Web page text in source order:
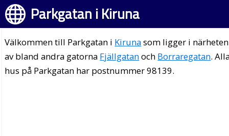
Parkgatan i Kiruna
Välkommen till Parkgatan i Kirunasom ligger i närheten
av bland andra gatorna Fjällgatanoch Borraregatan.
hus på Parkgatan har postnummer 98139.